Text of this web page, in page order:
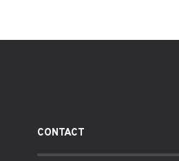
CONTACT